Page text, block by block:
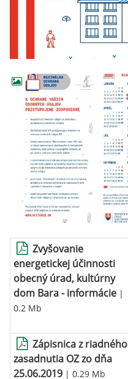
Zvyšovanie
energetickej účinnosti
obecný úrad, kultúrny
dom Bara - informácie |
0.2 Mb
Zápisnica z riadného
zasadnutia OZ zo dňa
25.06.2019 | 0.29 Mb